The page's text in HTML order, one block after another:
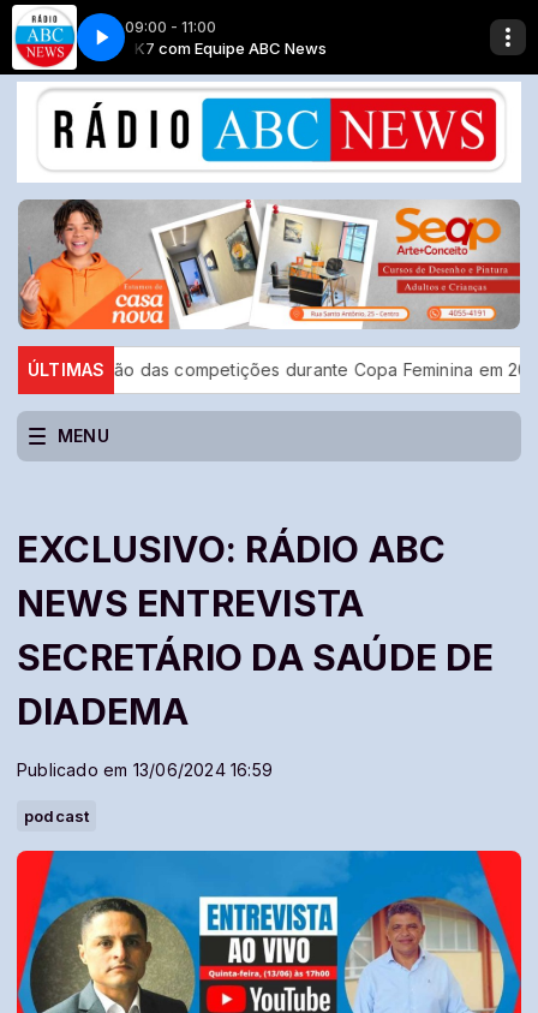
09:00 - 11:00
K7 com Equipe ABC News
1992)Black Crownes - Remedy ( American Records, 1992)
ÚLTIMAS
das competições durante Copa Feminina em 2027
MENU
EXCLUSIVO: RÁDIO ABC
NEWS ENTREVISTA
SECRETÁRIO DA SAÚDE DE
DIADEMA
Publicado em 13/06/2024 16:59
podcast